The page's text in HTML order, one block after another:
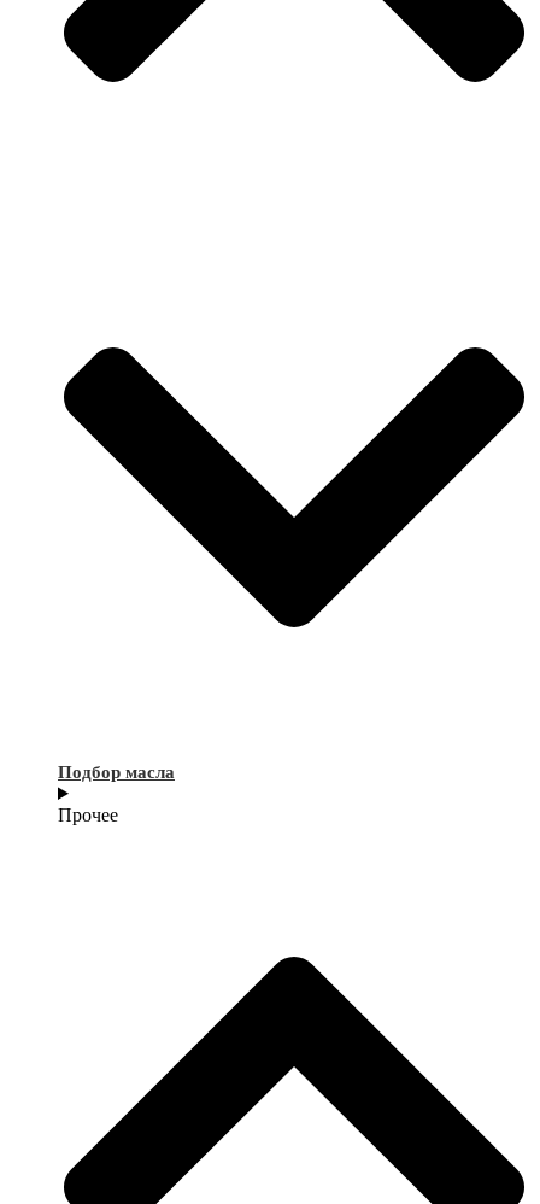
Подбор масла
Прочее